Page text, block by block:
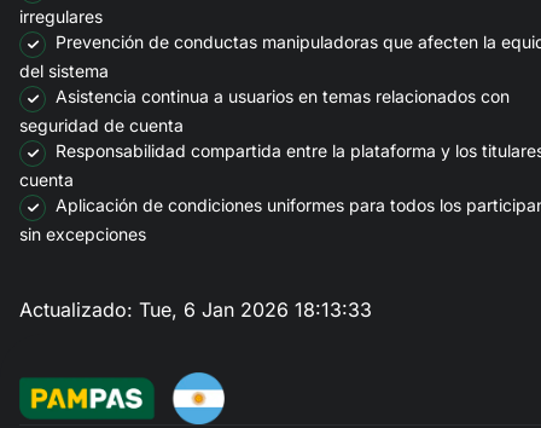
irregulares
Prevención de conductas manipuladoras que afecten la
del sistema
Asistencia continua a usuarios en temas relacionados con
seguridad de cuenta
Responsabilidad compartida entre la plataforma y los
cuenta
Aplicación de condiciones uniformes para todos los
sin excepciones
Actualizado: Tue, 6 Jan 2026 18:13:33